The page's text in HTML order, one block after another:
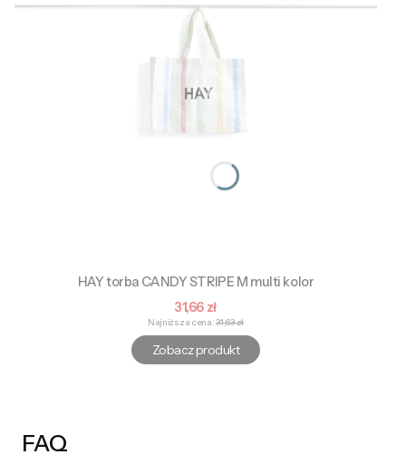
HAY torba CANDY STRIPE M multi kolor
Cena promocyjna
31,66 zł
Najniższa cena: 31,63 zł
Zobacz produkt
FAQ